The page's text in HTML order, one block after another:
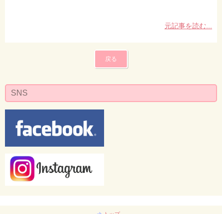
元記事を読む...
戻る
SNS